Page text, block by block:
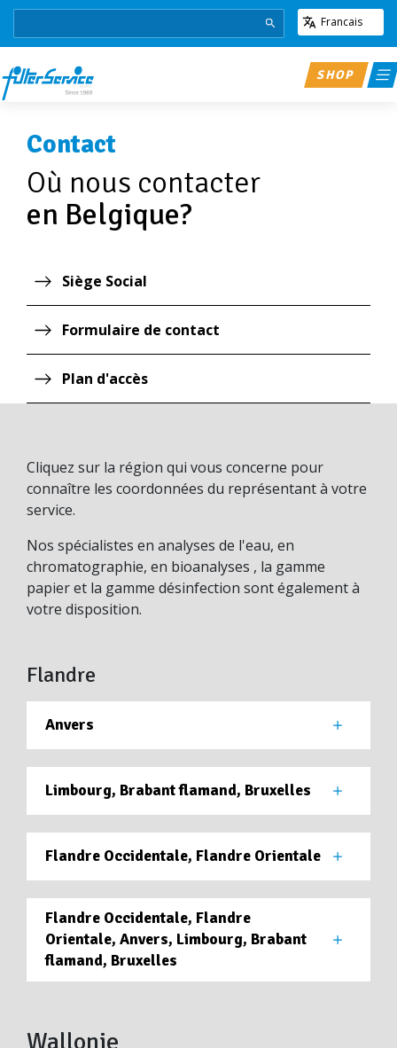
Francais
SHOP
Contact
Où nous contacter
en Belgique?
Siège Social
Formulaire de contact
Plan d'accès
Cliquez sur la région qui vous concerne pour
connaître les coordonnées du représentant à votre
service.
Nos spécialistes en analyses de l'eau, en
chromatographie, en bioanalyses , la gamme
papier et la gamme désinfection sont également à
votre disposition.
Flandre
Anvers
Limbourg, Brabant flamand, Bruxelles
Flandre Occidentale, Flandre Orientale
Flandre Occidentale, Flandre
Orientale, Anvers, Limbourg, Brabant
flamand, Bruxelles
Wallonie